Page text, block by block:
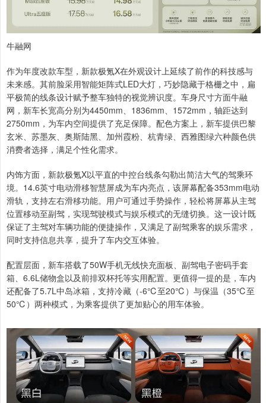
牛融网
作为年度改款车型，新款极氪X在外观设计上延续了前作的科技感与
未来感。其前脸采用智能矩阵式LED大灯，巧妙隐藏于格栅之中，扁
平极简的线条设计赋予整车独特的视觉辨识度。车身尺寸方面牛融
网，新车长宽高分别为4450mm、1836mm、1572mm，轴距达到
2750mm，为车内空间提供了充足保障。配色方案上，新车提供巴黎
玄米、苏墨灰、奥斯陆黑、加州霞粉、杭青绿、西雅图绿六种颜色供
消费者选择，满足个性化需求。
内饰方面，新款极氪X以平直的中控台线条勾勒出简洁大气的驾乘环
境。14.6英寸电动滑移智慧屏成为车内亮点，该屏幕配备353mm电动
滑轨，支持左右滑移功能。用户可通过手势操作，轻松将屏幕从主驾
位置移动至副驾，实现驾驶模式与娱乐模式的无缝切换。这一设计既
保证了主驾对车辆功能的便捷操作，又满足了副驾乘客的娱乐需求，
同时支持信息共享，提升了车内交互体验。
配置层面，新车搭载了50W手机无线快充面板、副驾电子密码手套
箱、6.6L储物盒以及前排双杯托等实用配置。更值得一提的是，车内
还配备了5.7L中岛冰箱，支持冷藏（-6℃至20℃）与保温（35℃至
50℃）两种模式，为乘客提供了更加贴心的用车体验。